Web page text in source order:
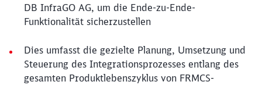
DB InfraGO AG, um die Ende-zu-Ende-
Funktionalität sicherzustellen
Dies umfasst die gezielte Planung, Umsetzung und
Steuerung des Integrationsprozesses entlang des
gesamten Produktlebenszyklus von FRMCS-